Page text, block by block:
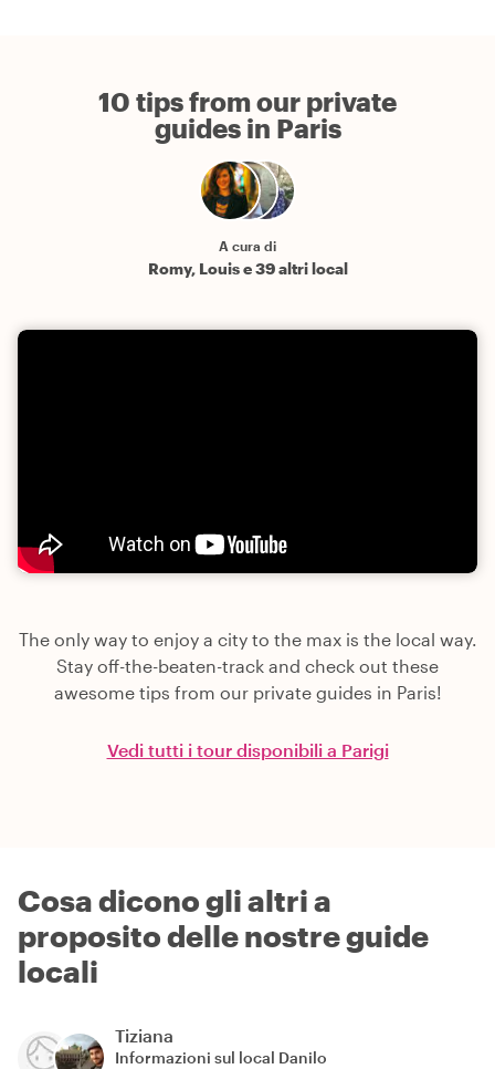
10 tips from our private
guides in Paris
A cura di
Romy, Louis e 39 altri local
The only way to enjoy a city to the max is the local way.
Stay off-the-beaten-track and check out these
awesome tips from our private guides in Paris!
Vedi tutti i tour disponibili a Parigi
Cosa dicono gli altri a
proposito delle nostre guide
locali
Tiziana
Informazioni sul local Danilo